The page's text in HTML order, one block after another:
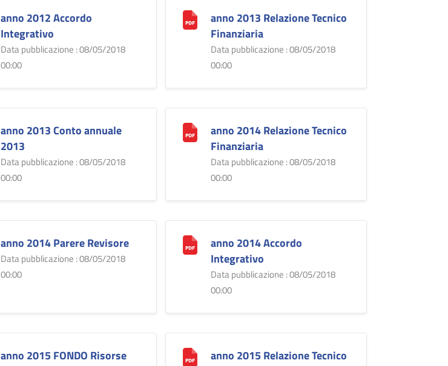
anno 2012 Accordo
Integrativo
Data pubblicazione : 08/05/2018
00:00
anno 2013 Relazione Tecnico
Finanziaria
Data pubblicazione : 08/05/2018
00:00
anno 2013 Conto annuale
2013
Data pubblicazione : 08/05/2018
00:00
anno 2014 Relazione Tecnico
Finanziaria
Data pubblicazione : 08/05/2018
00:00
anno 2014 Parere Revisore
Data pubblicazione : 08/05/2018
00:00
anno 2014 Accordo
Integrativo
Data pubblicazione : 08/05/2018
00:00
anno 2015 FONDO Risorse
anno 2015 Relazione Tecnico